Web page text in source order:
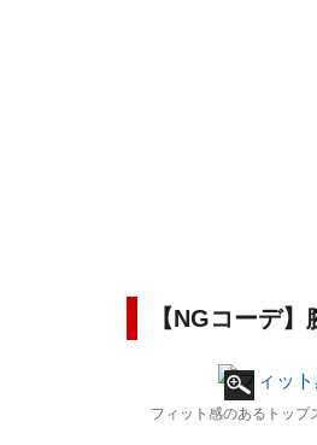
【NGコーデ
フィット感のあるトップ